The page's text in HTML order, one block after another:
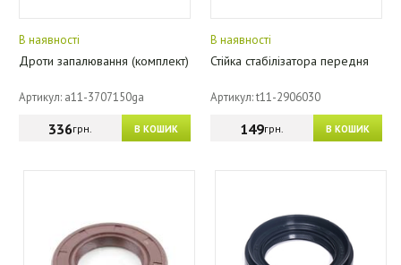
В наявності
Дроти запалювання (комплект)
Артикул: a11-3707150ga
В КОШИК
336грн.
В наявності
Стійка стабілізатора передня
Артикул: t11-2906030
В КОШИК
149грн.